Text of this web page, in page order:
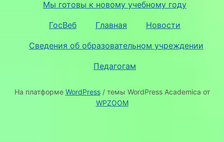
Мы готовы к новому учебному году
ГосВеб Главная Новости
Сведения об образовательном учреждении
Педагогам
На платформе WordPress/ темы WordPress Academica от
WPZOOM